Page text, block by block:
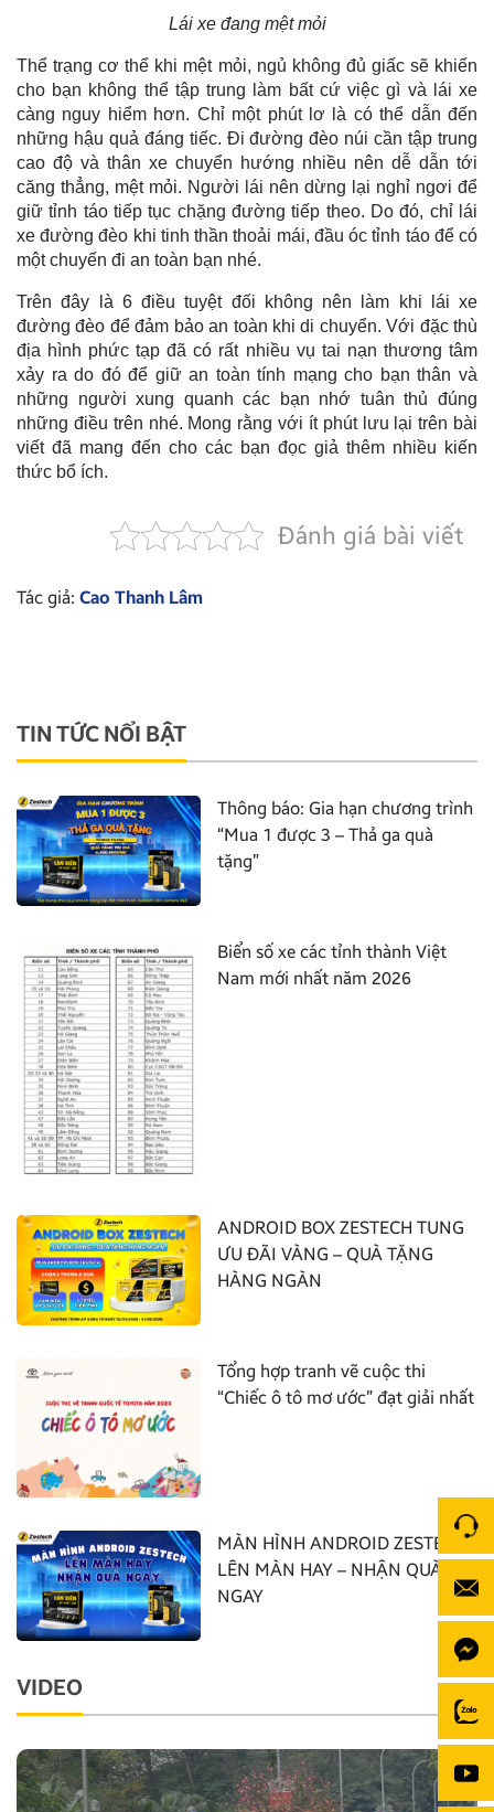
Lái xe đang mệt mỏi
Thể trạng cơ thể khi mệt mỏi, ngủ không đủ giấc sẽ khiến
cho bạn không thể tập trung làm bất cứ việc gì và lái xe
càng nguy hiểm hơn. Chỉ một phút lơ là có thể dẫn đến
những hậu quả đáng tiếc. Đi đường đèo núi cần tập trung
cao độ và thân xe chuyển hướng nhiều nên dễ dẫn tới
căng thẳng, mệt mỏi. Người lái nên dừng lại nghỉ ngơi để
giữ tỉnh táo tiếp tục chặng đường tiếp theo. Do đó, chỉ lái
xe đường đèo khi tinh thần thoải mái, đầu óc tỉnh táo để có
một chuyến đi an toàn bạn nhé.
Trên đây là 6 điều tuyệt đối không nên làm khi lái xe
đường đèo để đảm bảo an toàn khi di chuyển. Với đặc thù
địa hình phức tạp đã có rất nhiều vụ tai nạn thương tâm
xảy ra do đó để giữ an toàn tính mạng cho bạn thân và
những người xung quanh các bạn nhớ tuân thủ đúng
những điều trên nhé. Mong rằng với ít phút lưu lại trên bài
viết đã mang đến cho các bạn đọc giả thêm nhiều kiến
thức bổ ích.
Đánh giá bài viết
Tác giả: Cao Thanh Lâm
TIN TỨC NỔI BẬT
Thông báo: Gia hạn chương trình
“Mua 1 được 3 – Thả ga quà
tặng”
Biển số xe các tỉnh thành Việt
Nam mới nhất năm 2026
ANDROID BOX ZESTECH TUNG
ƯU ĐÃI VÀNG – QUÀ TẶNG
HÀNG NGÀN
Tổng hợp tranh vẽ cuộc thi
“Chiếc ô tô mơ ước” đạt giải nhất
MÀN HÌNH ANDROID ZESTECH:
LÊN MÀN HAY – NHẬN QUÀ
NGAY
VIDEO